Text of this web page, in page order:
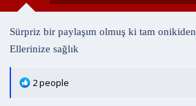
Sürpriz bir paylaşım olmuş ki tam onikiden
Ellerinize sağlık
T
2 people